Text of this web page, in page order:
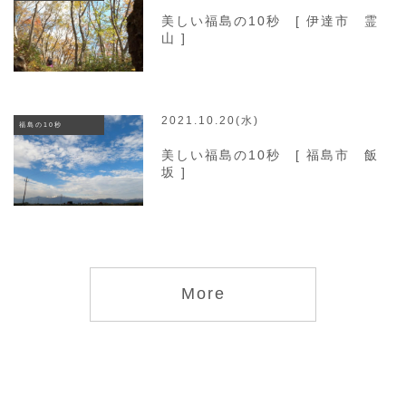
美しい福島の10秒 [ 伊達市 霊
山 ]
福島の10秒 2021.10.20(水)
美しい福島の10秒 [ 福島市 飯
坂 ]
More